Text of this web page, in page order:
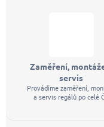
Zaměření,
servis
Provádíme zaměření,
a servis regálů po celé